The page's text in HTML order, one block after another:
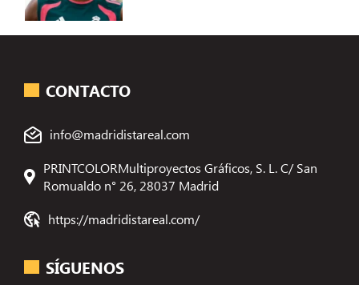
CONTACTO
info@madridistareal.com
PRINTCOLORMultiproyectos Gráficos, S. L. C/ San
Romualdo n° 26, 28037 Madrid
https://madridistareal.com/
SÍGUENOS